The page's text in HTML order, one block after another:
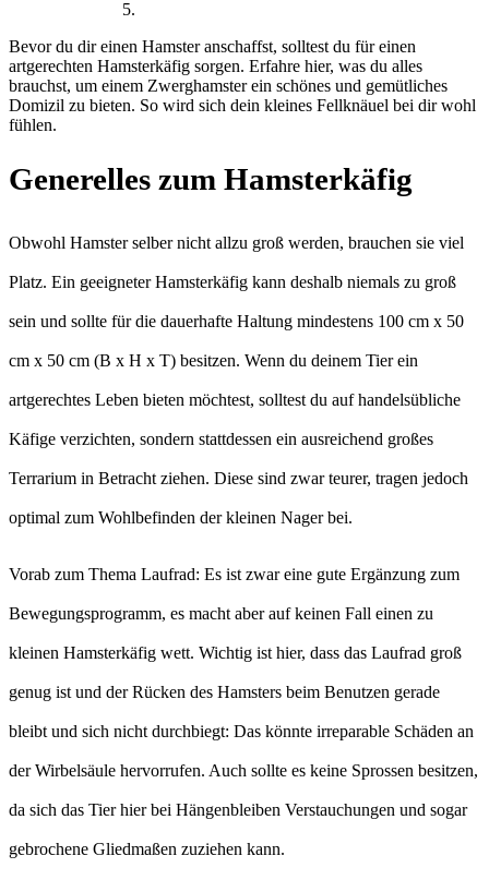
Bevor du dir einen Hamster anschaffst, solltest du für einen
artgerechten Hamsterkäfig sorgen. Erfahre hier, was du alles
brauchst, um einem Zwerghamster ein schönes und gemütliches
Domizil zu bieten. So wird sich dein kleines Fellknäuel bei dir wohl
fühlen.
Generelles zum Hamsterkäfig
Obwohl Hamster selber nicht allzu groß werden, brauchen sie viel
Platz. Ein geeigneter Hamsterkäfig kann deshalb niemals zu groß
sein und sollte für die dauerhafte Haltung mindestens 100 cm x 50
cm x 50 cm (B x H x T) besitzen. Wenn du deinem Tier ein
artgerechtes Leben bieten möchtest, solltest du auf handelsübliche
Käfige verzichten, sondern stattdessen ein ausreichend großes
Terrarium in Betracht ziehen. Diese sind zwar teurer, tragen jedoch
optimal zum Wohlbefinden der kleinen Nager bei.
Vorab zum Thema Laufrad: Es ist zwar eine gute Ergänzung zum
Bewegungsprogramm, es macht aber auf keinen Fall einen zu
kleinen Hamsterkäfig wett. Wichtig ist hier, dass das Laufrad groß
genug ist und der Rücken des Hamsters beim Benutzen gerade
bleibt und sich nicht durchbiegt: Das könnte irreparable Schäden an
der Wirbelsäule hervorrufen. Auch sollte es keine Sprossen besitzen,
da sich das Tier hier bei Hängenbleiben Verstauchungen und sogar
gebrochene Gliedmaßen zuziehen kann.